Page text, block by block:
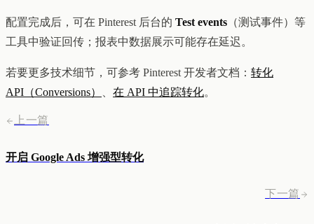
配置完成后，可在 Pinterest 后台的 Test events （测试事件）等
工具中验证回传；报表中数据展示可能存在延迟。
若要更多技术细节，可参考 Pinterest 开发者文档： 转化
API（Conversions）
在 API 中追踪转化。
上一篇
开启 Google Ads 增强型转化
下一篇